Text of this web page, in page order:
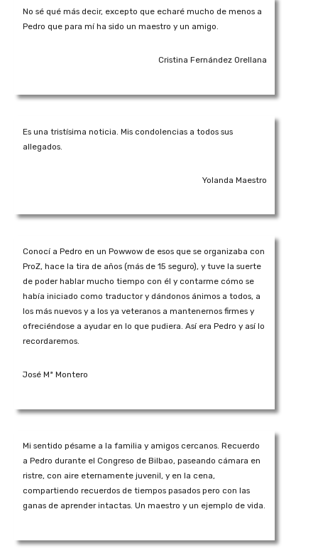
No sé qué más decir, excepto que echaré mucho de menos a
Pedro que para mí ha sido un maestro y un amigo.
Cristina Fernández Orellana
Es una tristísima noticia. Mis condolencias a todos sus
allegados.
Yolanda Maestro
Conocí a Pedro en un Powwow de esos que se organizaba con
ProZ, hace la tira de años (más de 15 seguro), y tuve la suerte
de poder hablar mucho tiempo con él y contarme cómo se
había iniciado como traductor y dándonos ánimos a todos, a
los más nuevos y a los ya veteranos a mantenernos firmes y
ofreciéndose a ayudar en lo que pudiera. Así era Pedro y así lo
recordaremos.
José Mª Montero
Mi sentido pésame a la familia y amigos cercanos. Recuerdo
a Pedro durante el Congreso de Bilbao, paseando cámara en
ristre, con aire eternamente juvenil, y en la cena,
compartiendo recuerdos de tiempos pasados pero con las
ganas de aprender intactas. Un maestro y un ejemplo de vida.